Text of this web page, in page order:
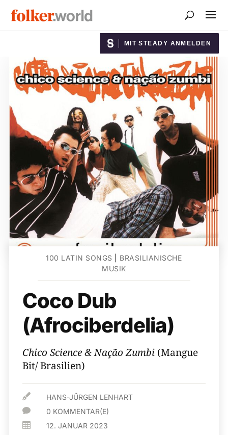
MIT STEADY ANMELDEN
100 LATIN SONGS
BRASILIANISCHE
MUSIK
Coco Dub
(Afrociberdelia)
Chico Science & Nação Zumbi (Mangue
Bit/ Brasilien)
 HANS-JÜRGEN LENHART
 0 KOMMENTAR(E)
 12. JANUAR 2023